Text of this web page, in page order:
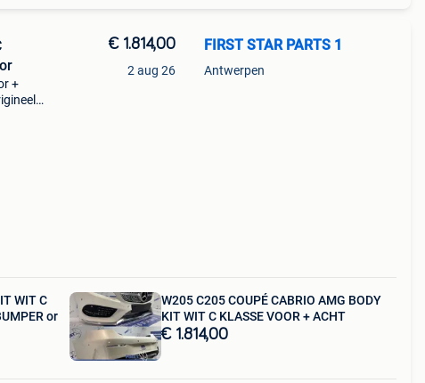
+
€ 1.814,00
2 aug 26
FIRST STAR PARTS 1
Antwerpen
WIT C
or
W205 C205 COUPÉ CABRIO AMG BODY
KIT WIT C KLASSE VOOR + ACHT
€ 1.814,00